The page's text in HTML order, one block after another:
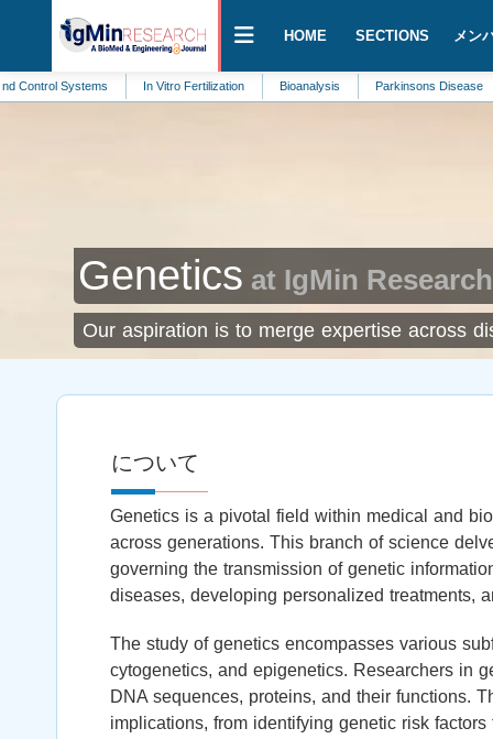
HOME SECTIONS メン
Systems In Vitro Fertilization Bioanalysis Parkinsons Disease
Genetics at IgMin Research
Our aspiration is to merge expertise across
について
Genetics is a pivotal field within medical and
across generations. This branch of science
governing the transmission of genetic
diseases, developing personalized treatments,
The study of genetics encompasses various
cytogenetics, and epigenetics. Researchers in
DNA sequences, proteins, and their functions.
implications, from identifying genetic risk